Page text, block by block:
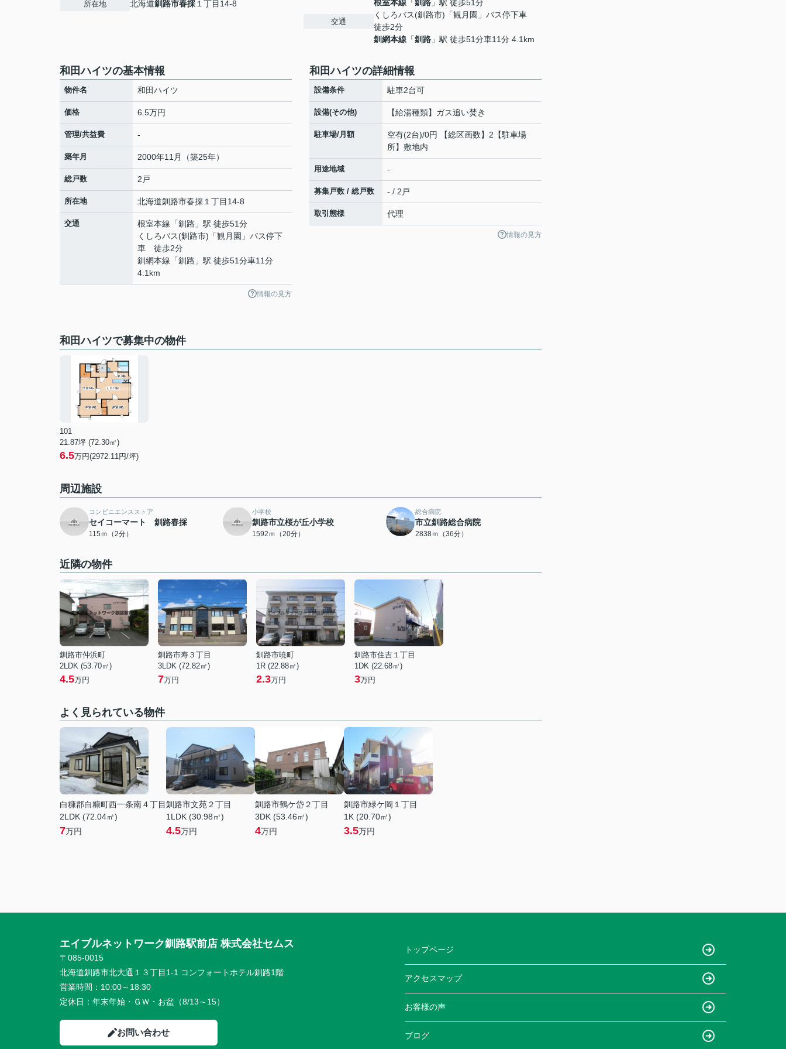
所在地 北海道釧路市春採 １丁目14-8
交通
根室本線 「 釧路 」駅 徒歩51分
くしろバス(釧路市)「観月園」バス停下車
徒歩2分
釧網本線 「釧路 」駅 徒歩51分車11分 4.1km
和田ハイツの基本情報
物件名 和田ハイツ
価格 6.5万円
管理/共益費 -
築年月 2000年11月（築25年）
総戸数 2戸
所在地 北海道釧路市春採 １丁目14-8
交通 根室本線 「釧路 」駅 徒歩51分
くしろバス(釧路市)「観月園」バス停下
車 徒歩2分
釧網本線 「釧路 」駅 徒歩51分車11分
4.1km
情報の見方
和田ハイツの詳細情報
設備条件 駐車2台可
設備(その他) 【給湯種類】ガス追い焚き
駐車場/月額
空有(2台)/0円 【総区画数】2【駐車場
所】敷地内
用途地域 -
募集戸数 / 総戸数 - / 2戸
取引態様 代理
情報の見方
和田ハイツで募集中の物件
101
21.87坪 (72.30㎡)
6.5万円(2972.11円/坪)
周辺施設
コンビニエンスストア
セイコーマート 釧路春採
115ｍ（2分）
小学校
釧路市立桜が丘小学校
1592ｍ（20分）
総合病院
市立釧路総合病院
2838ｍ（36分）
近隣の物件
釧路市仲浜町
2LDK (53.70㎡)
4.5万円
釧路市寿３丁目
3LDK (72.82㎡)
7万円
釧路市暁町
1R (22.88㎡)
2.3万円
釧路市住吉１丁目
1DK (22.68㎡)
3万円
よく見られている物件
白糠郡白糠町西一条南４丁目
2LDK (72.04㎡)
7万円
釧路市文苑２丁目
1LDK (30.98㎡)
4.5万円
釧路市鶴ケ岱２丁目
3DK (53.46㎡)
4万円
釧路市緑ケ岡１丁目
1K (20.70㎡)
3.5万円
エイブルネットワーク釧路駅前店 株式会社セムス
〒085-0015
北海道釧路市北大通１３丁目1-1 コンフォートホテル釧路1階
営業時間： 10:00～18:30
定休日： 年末年始・ＧＷ・お盆（8/13～15）
お問い合わせ
トップページ
アクセスマップ
お客様の声
ブログ